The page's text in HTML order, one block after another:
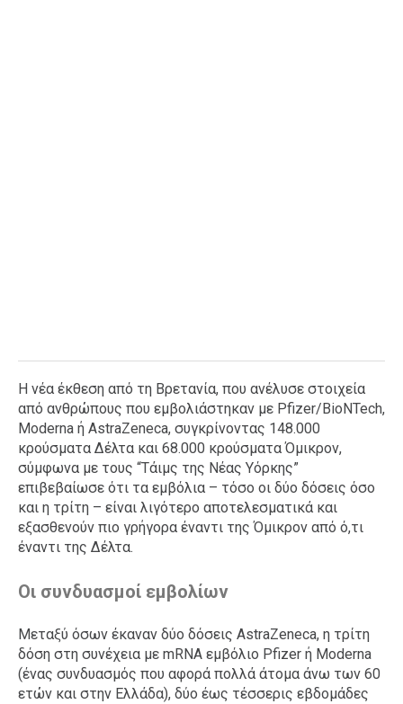
Η νέα έκθεση από τη Βρετανία, που ανέλυσε στοιχεία
από ανθρώπους που εμβολιάστηκαν με Pfizer/BioNTech,
Moderna ή AstraZeneca, συγκρίνοντας 148.000
κρούσματα Δέλτα και 68.000 κρούσματα Όμικρον,
σύμφωνα με τους “Τάιμς της Νέας Υόρκης”
επιβεβαίωσε ότι τα εμβόλια – τόσο οι δύο δόσεις όσο
και η τρίτη – είναι λιγότερο αποτελεσματικά και
εξασθενούν πιο γρήγορα έναντι της Όμικρον από ό,τι
έναντι της Δέλτα.
Οι συνδυασμοί εμβολίων
Μεταξύ όσων έκαναν δύο δόσεις AstraZeneca, η τρίτη
δόση στη συνέχεια με mRNA εμβόλιο Pfizer ή Moderna
(ένας συνδυασμός που αφορά πολλά άτομα άνω των 60
ετών και στην Ελλάδα), δύο έως τέσσερις εβδομάδες